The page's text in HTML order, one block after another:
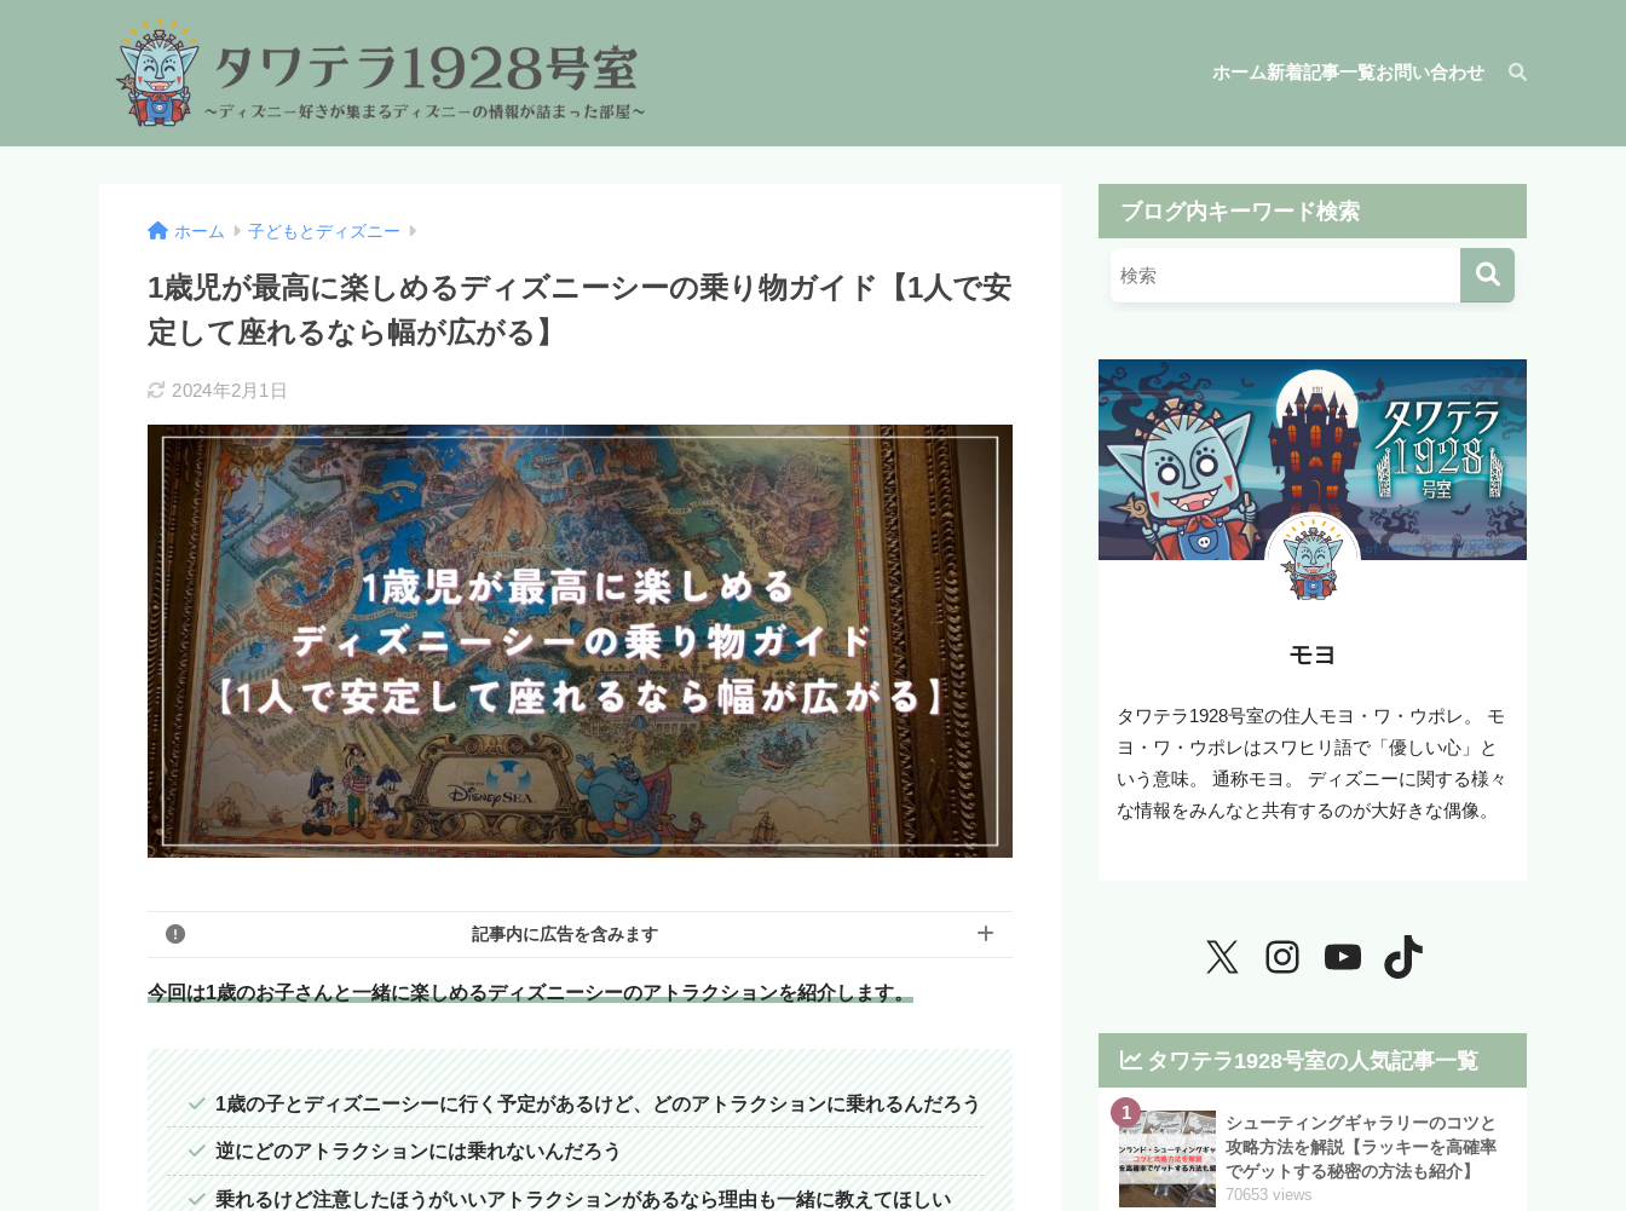
ホーム新着記事一覧お問い合わせ
ホーム 子どもとディズニー
1歳児が最高に楽しめるディズニーシーの乗り物ガイド【1人で安
定して座れるなら幅が広がる】
2024年2月1日
記事内に広告を含みます
モヨ
「モヨなんか応援しない！」という人はリンクを踏まずに検索して、お目当ての商品
をご購入ください。
今回は1歳のお子さんと一緒に楽しめるディズニーシーのアトラクションを紹介します。
1歳の子とディズニーシーに行く予定があるけど、どのアトラクションに乗れるんだろう
逆にどのアトラクションには乗れないんだろう
乗れるけど注意したほうがいいアトラクションがあるなら理由も一緒に教えてほしい
ブログ内キーワード検索
モヨ
タワテラ1928号室の住人モヨ・ワ・ウポレ。 モ
ヨ・ワ・ウポレはスワヒリ語で「優しい心」と
いう意味。 通称モヨ。 ディズニーに関する様々
な情報をみんなと共有するのが大好きな偶像。
タワテラ1928号室の人気記事一覧
1
シューティングギャラリーのコツと
攻略方法を解説【ラッキーを高確率
でゲットする秘密の方法も紹介】
70653 views